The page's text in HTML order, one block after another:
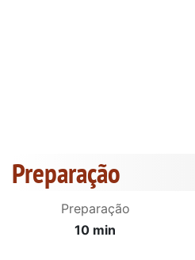
Preparação
Preparação
10 min